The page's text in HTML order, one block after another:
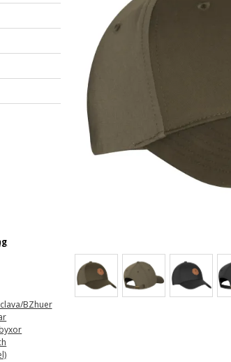
BZhuer